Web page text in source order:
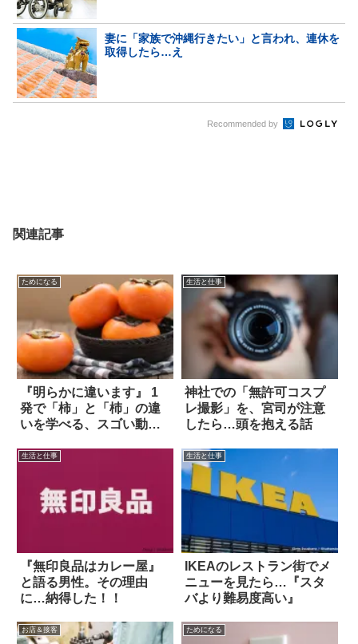
妻に「家族で沖縄行きたい」と言われ、連休を
取得したら…え
Recommended by
関連記事
ためになる
『明らかに違います』 1
発で「柿」と「杮」の違
いを学べる、スゴい動画
生活と仕事
神社での「無許可コスプ
レ撮影」を、宮司が注意
したら…頭を抱える話
生活と仕事
『無印良品はカレー屋』
と語る男性。その理由
に…納得した！！
生活と仕事
IKEAのレストラン街でメ
ニューを見たら…『スタ
バより難易度高い』
お店＆接客 ためになる